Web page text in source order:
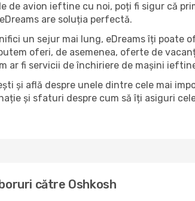
de avion ieftine cu noi, poți fi sigur că
are soluția perfectă.
un sejur mai lung, eDreams îți poate
oferi, de asemenea, oferte de
ar fi servicii de închiriere de mașini
și află despre unele dintre cele mai
și sfaturi despre cum să îți asiguri
către Oshkosh